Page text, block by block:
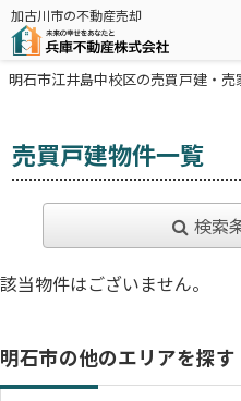
加古川市の不動産売却
明石市江井島中校区の売買戸建・
売買戸建物件一覧
検索
該当物件はございません。
明石市の他のエリアを探す